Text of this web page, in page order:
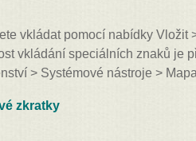
vkládat pomocí nabídky Vložit
vkládání speciálních znaků je
> Systémové nástroje >
zkratky